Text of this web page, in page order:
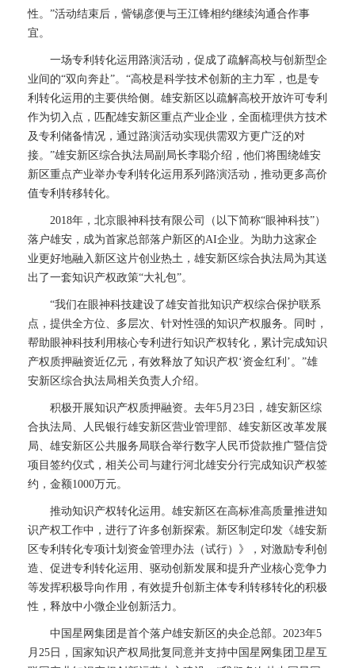
性。”活动结束后，訾锡彦便与王江锋相约继续沟通合作事
宜。
一场专利转化运用路演活动，促成了疏解高校与创新型企
业间的“双向奔赴”。“高校是科学技术创新的主力军，也是专
利转化运用的主要供给侧。雄安新区以疏解高校开放许可专利
作为切入点，匹配雄安新区重点产业企业，全面梳理供方技术
及专利储备情况，通过路演活动实现供需双方更广泛的对
接。”雄安新区综合执法局副局长李聪介绍，他们将围绕雄安
新区重点产业举办专利转化运用系列路演活动，推动更多高价
值专利转移转化。
2018年，北京眼神科技有限公司（以下简称“眼神科技”）
落户雄安，成为首家总部落户新区的AI企业。为助力这家企
业更好地融入新区这片创业热土，雄安新区综合执法局为其送
出了一套知识产权政策“大礼包”。
“我们在眼神科技建设了雄安首批知识产权综合保护联系
点，提供全方位、多层次、针对性强的知识产权服务。同时，
帮助眼神科技利用核心专利进行知识产权转化，累计完成知识
产权质押融资近亿元，有效释放了知识产权‘资金红利’。”雄
安新区综合执法局相关负责人介绍。
积极开展知识产权质押融资。去年5月23日，雄安新区综
合执法局、人民银行雄安新区营业管理部、雄安新区改革发展
局、雄安新区公共服务局联合举行数字人民币贷款推广暨信贷
项目签约仪式，相关公司与建行河北雄安分行完成知识产权签
约，金额1000万元。
推动知识产权转化运用。雄安新区在高标准高质量推进知
识产权工作中，进行了许多创新探索。新区制定印发《雄安新
区专利转化专项计划资金管理办法（试行）》，对激励专利创
造、促进专利转化运用、驱动创新发展和提升产业核心竞争力
等发挥积极导向作用，有效提升创新主体专利转移转化的积极
性，释放中小微企业创新活力。
中国星网集团是首个落户雄安新区的央企总部。2023年5
月25日，国家知识产权局批复同意并支持中国星网集团卫星互